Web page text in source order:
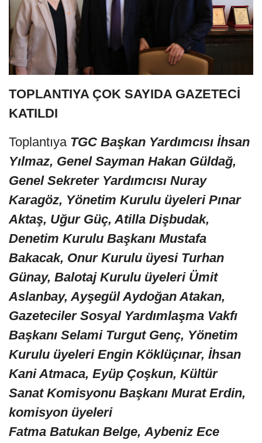
TOPLANTIYA ÇOK SAYIDA GAZETECİ
KATILDI
Toplantıya TGC Başkan Yardımcısı İhsan
Yılmaz, Genel Sayman Hakan Güldağ,
Genel Sekreter Yardımcısı Nuray
Karagöz, Yönetim Kurulu üyeleri Pınar
Aktaş, Uğur Güç, Atilla Dişbudak,
Denetim Kurulu Başkanı Mustafa
Bakacak, Onur Kurulu üyesi Turhan
Günay, Balotaj Kurulu üyeleri Ümit
Aslanbay, Ayşegül Aydoğan Atakan,
Gazeteciler Sosyal Yardımlaşma Vakfı
Başkanı Selami Turgut Genç, Yönetim
Kurulu üyeleri Engin Köklüçınar, İhsan
Kani Atmaca, Eyüp Çoşkun, Kültür
Sanat Komisyonu Başkanı Murat Erdin,
komisyon üyeleri
Fatma Batukan Belge, Aybeniz Ece